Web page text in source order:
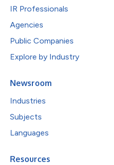
IR Professionals
Agencies
Public Companies
Explore by Industry
Newsroom
Industries
Subjects
Languages
Resources